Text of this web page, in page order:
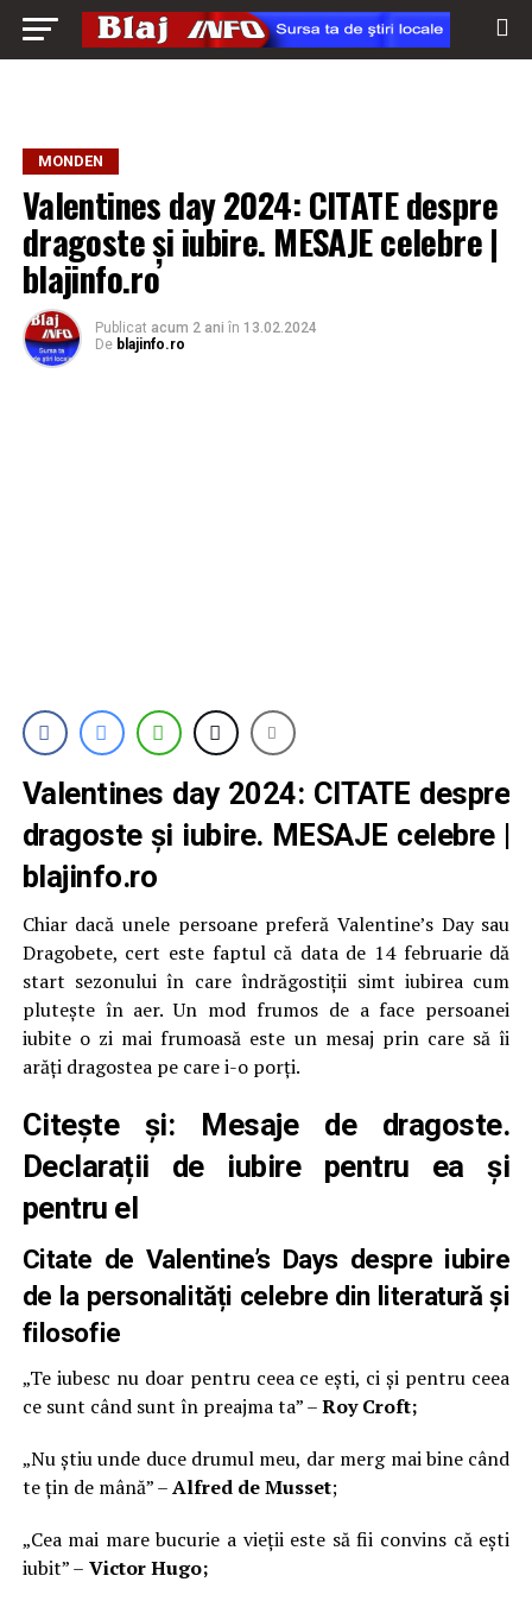
MONDEN
Valentines day 2024: CITATE despre
dragoste și iubire. MESAJE celebre |
blajinfo.ro
Publicat acum 2 ani în 13.02.2024
De blajinfo.ro
Valentines day 2024: CITATE despre
dragoste și iubire. MESAJE celebre |
blajinfo.ro
Chiar dacă unele persoane preferă Valentine’s Day sau
Dragobete, cert este faptul că data de 14 februarie dă
start sezonului în care îndrăgostiții simt iubirea cum
plutește în aer. Un mod frumos de a face persoanei
iubite o zi mai frumoasă este un mesaj prin care să îi
arăți dragostea pe care i-o porți.
Citește și: Mesaje de dragoste.
Declarații de iubire pentru ea și
pentru el
Citate de Valentine’s Days despre iubire
de la personalități celebre din literatură și
filosofie
„Te iubesc nu doar pentru ceea ce ești, ci și pentru ceea
ce sunt când sunt în preajma ta” –Roy Croft;
„Nu știu unde duce drumul meu, dar merg mai bine când
te țin de mână” –Alfred de Musset;
„Cea mai mare bucurie a vieții este să fii convins că ești
iubit” – Victor Hugo;